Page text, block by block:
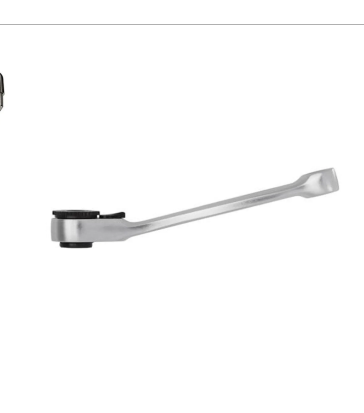
de esfera para soquetes 1/4x1/4 - Suporte imantado para bits 1/4 * Imagem meramente ilustrativa *